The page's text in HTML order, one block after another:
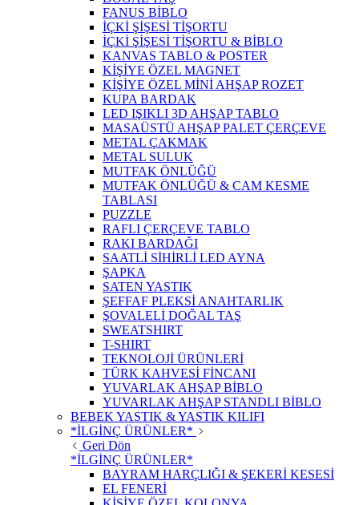
FANUS BİBLO
İÇKİ ŞİŞESİ TİŞORTU
İÇKİ ŞİŞESİ TİŞORTU & BİBLO
KANVAS TABLO & POSTER
KİŞİYE ÖZEL MAGNET
KİŞİYE ÖZEL MİNİ AHŞAP ROZET
KUPA BARDAK
LED IŞIKLI 3D AHŞAP TABLO
MASAÜSTÜ AHŞAP PALET ÇERÇEVE
METAL ÇAKMAK
METAL SULUK
MUTFAK ÖNLÜĞÜ
MUTFAK ÖNLÜĞÜ & CAM KESME
TABLASI
PUZZLE
RAFLI ÇERÇEVE TABLO
RAKI BARDAĞI
SAATLİ SİHİRLİ LED AYNA
ŞAPKA
SATEN YASTIK
ŞEFFAF PLEKSİ ANAHTARLIK
ŞOVALELİ DOĞAL TAŞ
SWEATSHIRT
T-SHIRT
TEKNOLOJİ ÜRÜNLERİ
TÜRK KAHVESİ FİNCANI
YUVARLAK AHŞAP BİBLO
YUVARLAK AHŞAP STANDLI BİBLO
BEBEK YASTIK & YASTIK KILIFI
*İLGİNÇ ÜRÜNLER*
Geri Dön
*İLGİNÇ ÜRÜNLER*
BAYRAM HARÇLIĞI & ŞEKERİ KESESİ
EL FENERİ